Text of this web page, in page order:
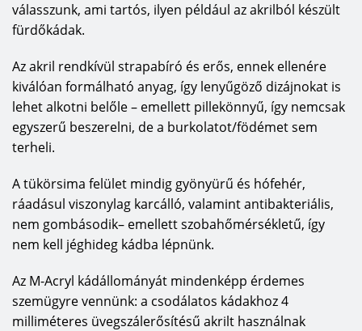
válasszunk, ami tartós, ilyen például az akrilból készült
fürdőkádak.
Az akril rendkívül strapabíró és erős, ennek ellenére
kiválóan formálható anyag, így lenyűgöző dizájnokat is
lehet alkotni belőle – emellett pillekönnyű, így nemcsak
egyszerű beszerelni, de a burkolatot/födémet sem
terheli.
A tükörsima felület mindig gyönyürű és hófehér,
ráadásul viszonylag karcálló, valamint antibakteriális,
nem gombásodik– emellett szobahőmérsékletű, így
nem kell jéghideg kádba lépnünk.
Az M-Acryl kádállományát mindenképp érdemes
szemügyre vennünk: a csodálatos kádakhoz 4
milliméteres üvegszálerősítésű akrilt használnak